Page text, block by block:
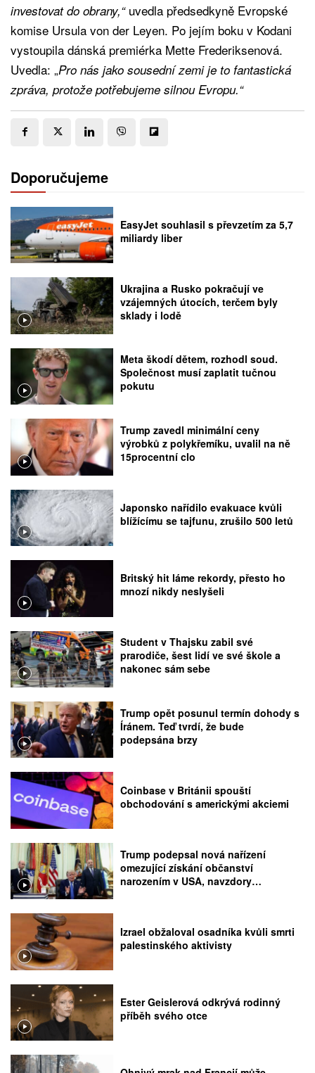
investovat do obrany,“uvedla předsedkyně Evropské
komise Ursula von der Leyen. Po jejím boku v Kodani
vystoupila dánská premiérka Mette Frederiksenová.
Uvedla: „Pro nás jako sousední zemi je to fantastická
zpráva, protože potřebujeme silnou Evropu.“
Doporučujeme
EasyJet souhlasil s převzetím za 5,7
miliardy liber
Ukrajina a Rusko pokračují ve
vzájemných útocích, terčem byly
sklady i lodě
Meta škodí dětem, rozhodl soud.
Společnost musí zaplatit tučnou
pokutu
Trump zavedl minimální ceny
výrobků z polykřemíku, uvalil na ně
15procentní clo
Japonsko nařídilo evakuace kvůli
blížícímu se tajfunu, zrušilo 500 letů
Britský hit láme rekordy, přesto ho
mnozí nikdy neslyšeli
Student v Thajsku zabil své
prarodiče, šest lidí ve své škole a
nakonec sám sebe
Trump opět posunul termín dohody s
Íránem. Teď tvrdí, že bude
podepsána brzy
Coinbase v Británii spouští
obchodování s americkými akciemi
Trump podepsal nová nařízení
omezující získání občanství
narozením v USA, navzdory
Izrael obžaloval osadníka kvůli smrti
palestinského aktivisty
Ester Geislerová odkrývá rodinný
příběh svého otce